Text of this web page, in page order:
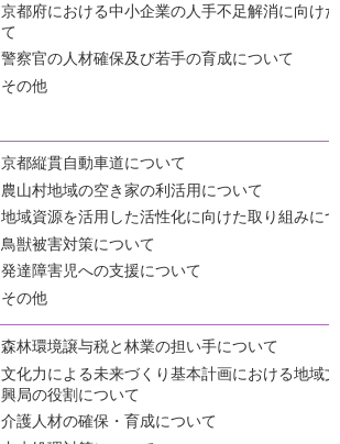
京都府における中小企業の人手不足解消に向け
て
警察官の人材確保及び若手の育成について
その他
京都縦貫自動車道について
農山村地域の空き家の利活用について
地域資源を活用した活性化に向けた取り組みに
鳥獣被害対策について
発達障害児への支援について
その他
森林環境譲与税と林業の担い手について
文化力による未来づくり基本計画における地域
興局の役割について
介護人材の確保・育成について